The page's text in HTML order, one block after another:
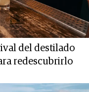
del destilado
redescubrirlo